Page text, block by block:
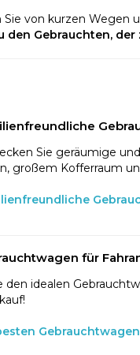
von kurzen Wegen
den Gebrauchten, der
Sie geräumige
großem Kofferraum
für
den idealen